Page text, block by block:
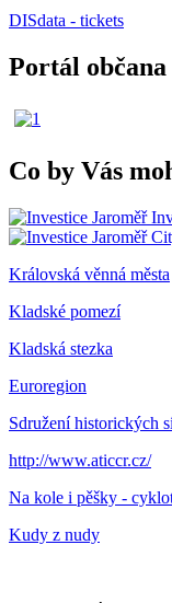
DISdata - tickets
Portál občana
Co by Vás
Královská věnná města
Kladské pomezí
Kladská stezka
Euroregion
Sdružení historických
http://www.aticcr.cz/
Na kole i pěšky -
Kudy z nudy